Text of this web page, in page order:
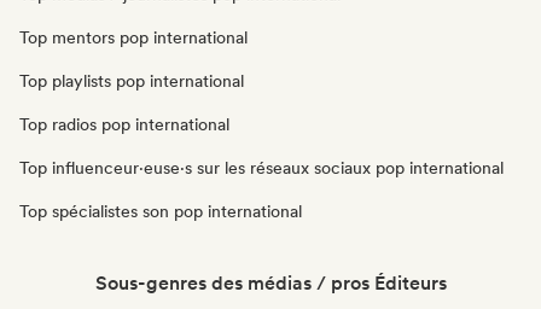
Top mentors pop international
Top playlists pop international
Top radios pop international
Top influenceur·euse·s sur les réseaux sociaux pop international
Top spécialistes son pop international
Sous-genres des médias / pros Éditeurs